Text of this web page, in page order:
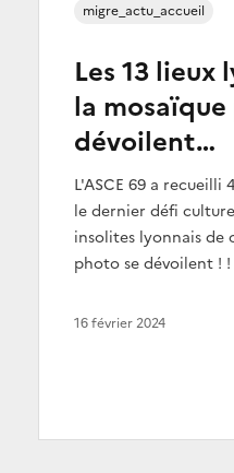
Les 13 lieux
la
dévoilent…
L'ASCE 69 a
le dernier défi
insolites lyonnais de
photo se dévoilent ! !
migre_actu_accueil
16 février 2024